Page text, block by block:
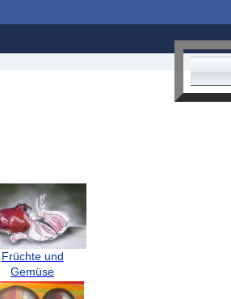
Früchte und
Gemüse